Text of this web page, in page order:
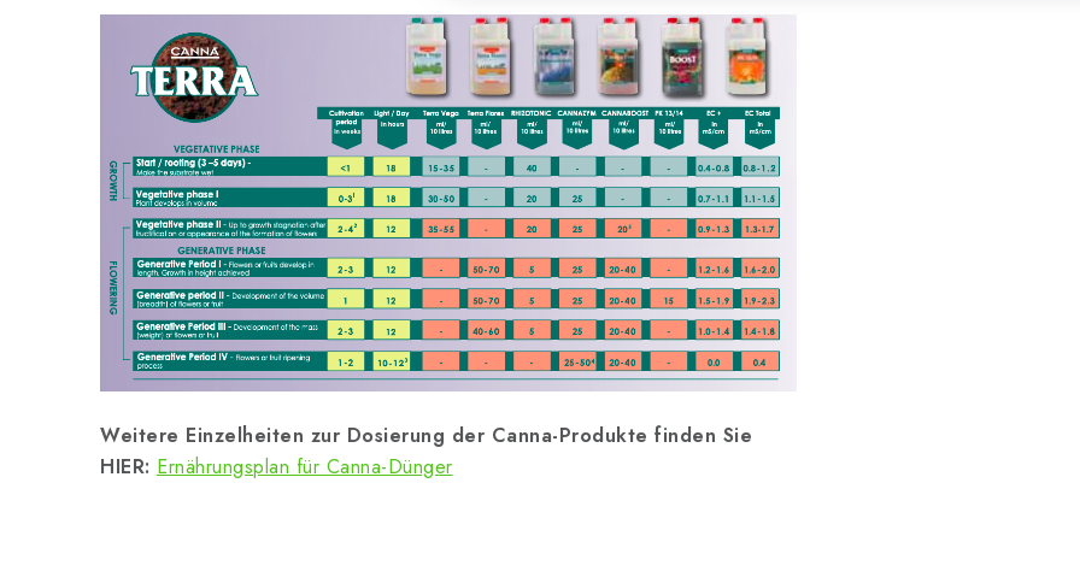
Weitere Einzelheiten zur Dosierung der Canna-Produkte finden Sie
HIER: Ernährungsplan für Canna-Dünger